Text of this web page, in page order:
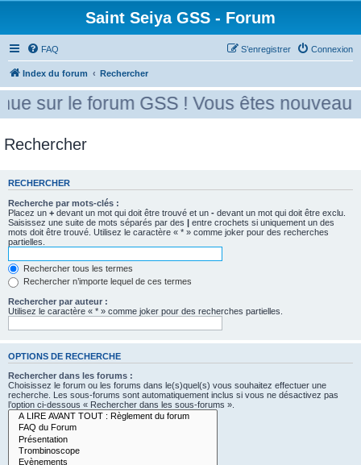
Saint Seiya GSS - Forum
FAQ Connexion
S’enregistrer
Index du forum Rechercher
sur le forum GSS ! Vous êtes nouveau
Rechercher
RECHERCHER
Recherche par mots-clés :
Placez un + devant un mot qui doit être trouvé et un - devant un mot qui doit être exclu.
Saisissez une suite de mots séparés par des | entre crochets si uniquement un des
mots doit être trouvé. Utilisez le caractère « * » comme joker pour des recherches
partielles.
Rechercher tous les termes
Rechercher n’importe lequel de ces termes
Rechercher par auteur :
Utilisez le caractère « * » comme joker pour des recherches partielles.
OPTIONS DE RECHERCHE
Rechercher dans les forums :
Choisissez le forum ou les forums dans le(s)quel(s) vous souhaitez effectuer une
recherche. Les sous-forums sont automatiquement inclus si vous ne désactivez pas
l’option ci-dessous « Rechercher dans les sous-forums ».